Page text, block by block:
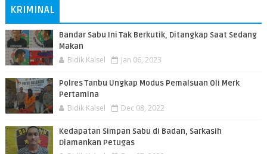
KRIMINAL
Bandar Sabu Ini Tak Berkutik, Ditangkap Saat Sedang
Makan
Bidik Kalsel Jan 06, 2023
Polres Tanbu Ungkap Modus Pemalsuan Oli Merk
Pertamina
Bidik Kalsel Dec 08, 2022
Kedapatan Simpan Sabu di Badan, Sarkasih
Diamankan Petugas